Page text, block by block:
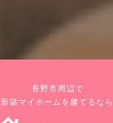
長野市周辺で
新築マイホームを建てるなら